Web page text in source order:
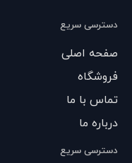
دسترسی سریع
صفحه اصلی
فروشگاه
تماس با ما
درباره ما
دسترسی سریع